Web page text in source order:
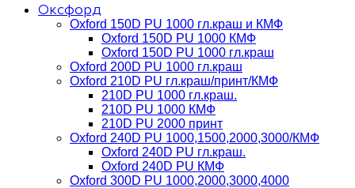
Оксфорд
Oxford 150D PU 1000 гл.краш и КМФ
Oxford 150D PU 1000 КМФ
Oxford 150D PU 1000 гл.краш
Oxford 200D PU 1000 гл.краш
Oxford 210D PU гл.краш/принт/КМФ
210D PU 1000 гл.краш.
210D PU 1000 КМФ
210D PU 2000 принт
Oxford 240D PU 1000,1500,2000,3000/КМФ
Oxford 240D PU гл.краш.
Oxford 240D PU КМФ
Oxford 300D PU 1000,2000,3000,4000